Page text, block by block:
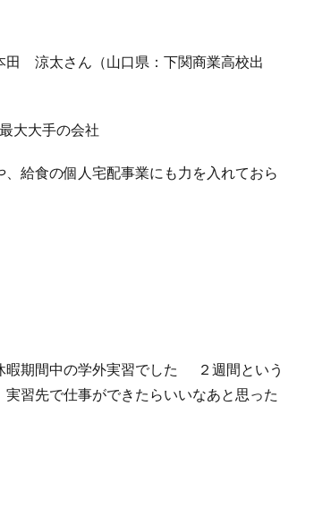
田 涼太さん（山口県：下関商業高校出
大大手の会社
給食の個人宅配事業にも力を入れておら
期間中の学外実習でした
２週間という
習先で仕事ができたらいいなあと思った